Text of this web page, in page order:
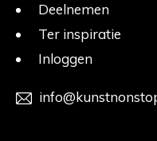
Deelnemen
Ter inspiratie
Inloggen